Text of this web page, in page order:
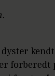
forberedt